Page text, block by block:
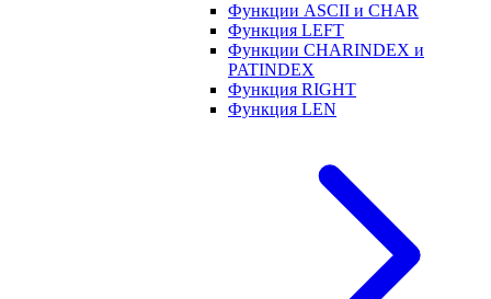
Функции ASCII и CHAR
Функция LEFT
Функции CHARINDEX и
PATINDEX
Функция RIGHT
Функция LEN